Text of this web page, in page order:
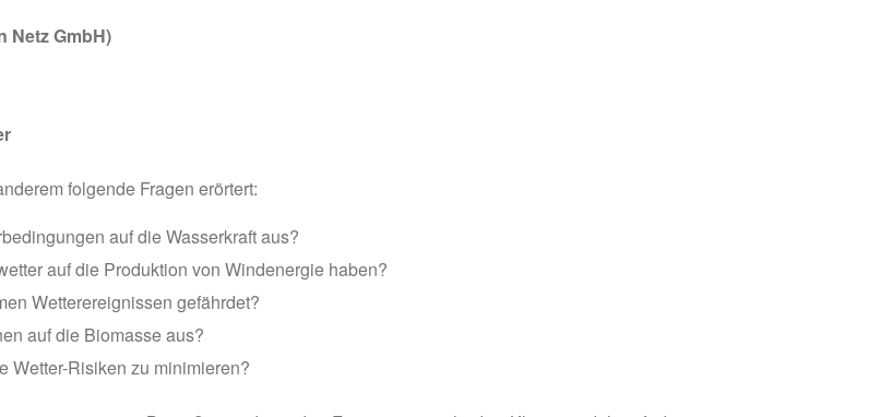
Netz GmbH)
folgende Fragen erörtert:
auf die Wasserkraft aus?
auf die Produktion von Windenergie haben?
Wetterereignissen gefährdet?
auf die Biomasse aus?
Wetter-Risiken zu minimieren?